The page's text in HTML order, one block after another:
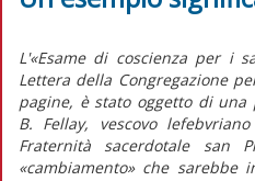
L'«Esame di coscienza per i
Lettera della Congregazione
pagine, è stato oggetto di una
B. Fellay, vescovo
Fraternità sacerdotale san
«cambiamento» che sarebbe